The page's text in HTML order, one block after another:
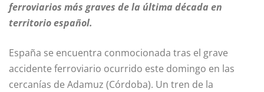
ferroviarios más graves de la última década en
territorio español.
España se encuentra conmocionada tras el grave
accidente ferroviario ocurrido este domingo en las
cercanías de Adamuz (Córdoba). Un tren de la